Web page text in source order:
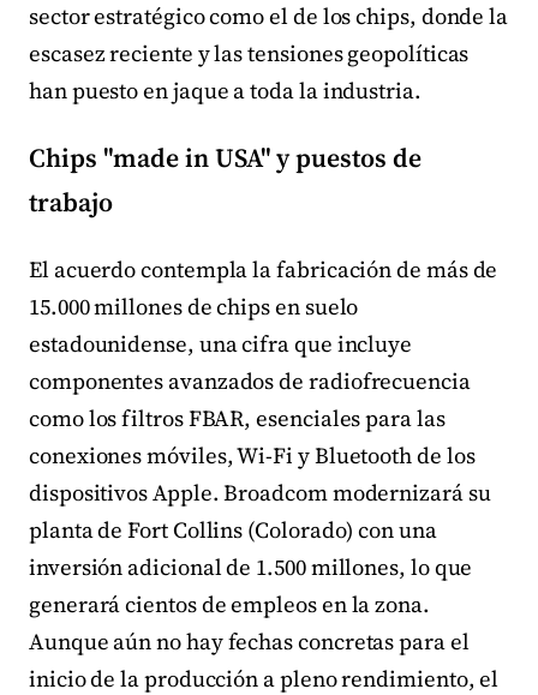
sector estratégico como el de los chips, donde la
escasez reciente y las tensiones geopolíticas
han puesto en jaque a toda la industria.
Chips "made in USA" y puestos de
trabajo
El acuerdo contempla la fabricación de más de
15.000 millones de chips en suelo
estadounidense, una cifra que incluye
componentes avanzados de radiofrecuencia
como los filtros FBAR, esenciales para las
conexiones móviles, Wi-Fi y Bluetooth de los
dispositivos Apple. Broadcom modernizará su
planta de Fort Collins (Colorado) con una
inversión adicional de 1.500 millones, lo que
generará cientos de empleos en la zona.
Aunque aún no hay fechas concretas para el
inicio de la producción a pleno rendimiento, el